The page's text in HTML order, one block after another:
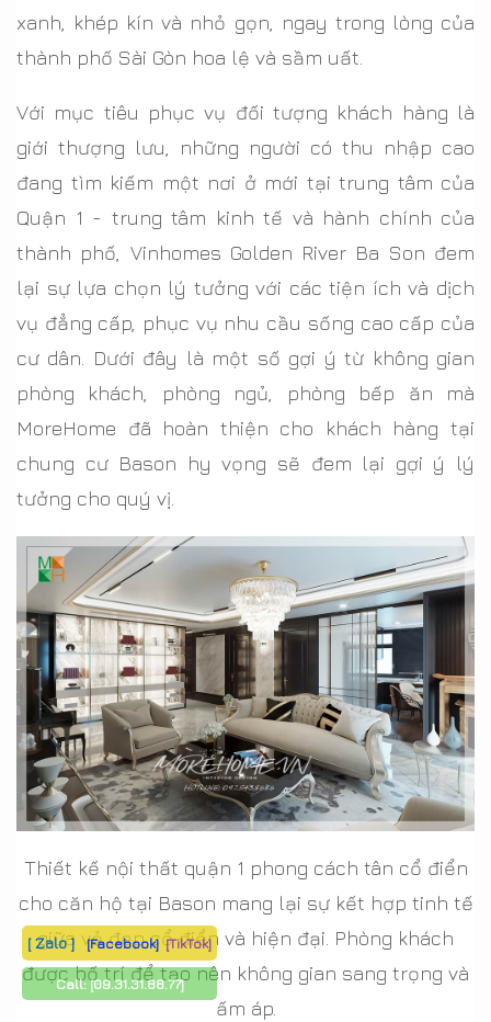
xanh, khép kín và nhỏ gọn, ngay trong lòng của
thành phố Sài Gòn hoa lệ và sầm uất.
Với mục tiêu phục vụ đối tượng khách hàng là
giới thượng lưu, những người có thu nhập cao
đang tìm kiếm một nơi ở mới tại trung tâm của
Quận 1 - trung tâm kinh tế và hành chính của
thành phố, Vinhomes Golden River Ba Son đem
lại sự lựa chọn lý tưởng với các tiện ích và dịch
vụ đẳng cấp, phục vụ nhu cầu sống cao cấp của
cư dân. Dưới đây là một số gợi ý từ không gian
phòng khách, phòng ngủ, phòng bếp ăn mà
MoreHome đã hoàn thiện cho khách hàng tại
chung cư Bason hy vọng sẽ đem lại gợi ý lý
tưởng cho quý vị.
Thiết kế nội thất quận 1 phong cách tân cổ điển
cho căn hộ tại Bason mang lại sự kết hợp tinh tế
giữa vẻ đẹp cổ điển và hiện đại. Phòng khách
được bố trí để tạo nên không gian sang trọng và
ấm áp.
[ Zalo ] [Facebook] [TikTok]
Call:[09.31.31.88.77]